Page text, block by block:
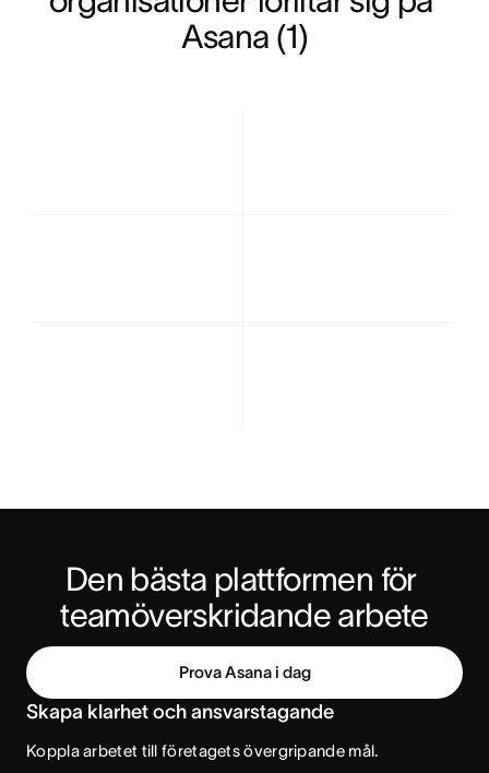
Asana (1)
Den bästa plattformen för
teamöverskridande arbete
Prova Asana i dag
Skapa klarhet och ansvarstagande
Koppla arbetet till företagets övergripande mål.